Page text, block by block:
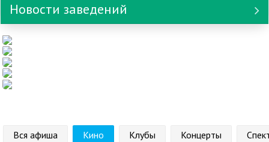
Новости заведений
Вся афиша Кино Клубы Концерты